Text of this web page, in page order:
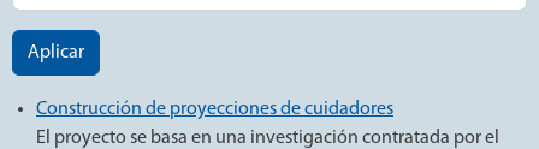
Aplicar
Construcción de proyecciones de cuidadores
El proyecto se basa en una investigación contratada por el